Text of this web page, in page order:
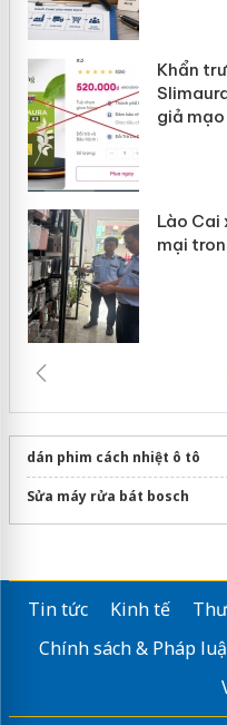
Khẩn
giả mạo
Lào Cai
mại
dán phim cách nhiệt ô tô
Sửa máy rửa bát bosch
Tin tức Kinh tế
Chính sách & Pháp